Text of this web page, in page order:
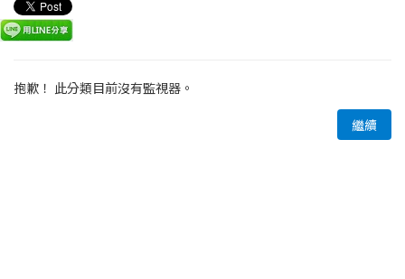
抱歉！ 此分類目前沒有監視器。
繼續